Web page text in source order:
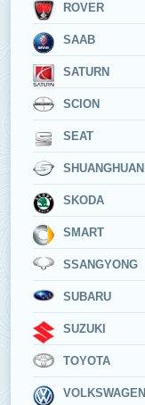
ROVER
SAAB
SATURN
SCION
SEAT
SHUANGHUAN
SKODA
SMART
SSANGYONG
SUBARU
SUZUKI
TOYOTA
VOLKSWAGEN